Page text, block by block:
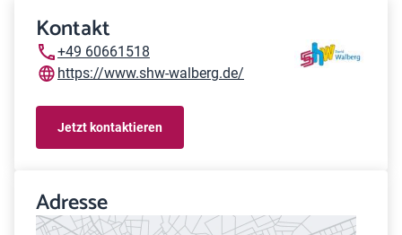
Kontakt
+49 60661518
https://www.shw-walberg.de/
Jetzt kontaktieren
Adresse